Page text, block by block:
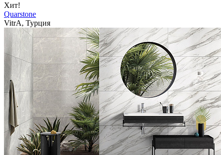
Хит!
Quarstone
VitrA, Турция